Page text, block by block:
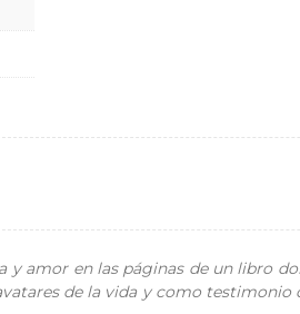
amor en las páginas de un libro
de la vida y como testimonio